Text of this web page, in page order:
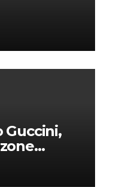
Guccini,